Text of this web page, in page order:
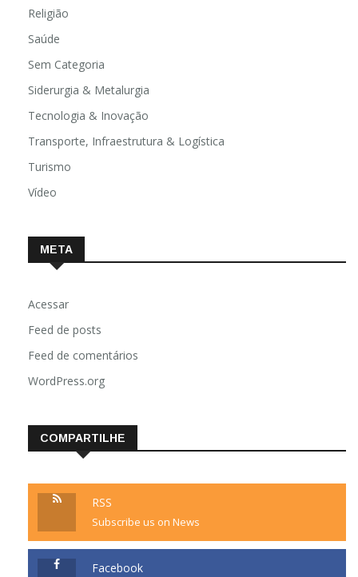
Religião
Saúde
Sem Categoria
Siderurgia & Metalurgia
Tecnologia & Inovação
Transporte, Infraestrutura & Logística
Turismo
Vídeo
META
Acessar
Feed de posts
Feed de comentários
WordPress.org
COMPARTILHE
RSS
Subscribe us on News
Facebook